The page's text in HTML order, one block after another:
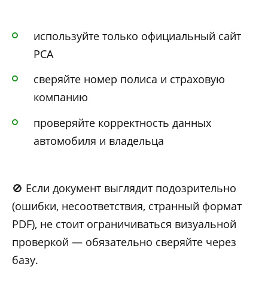
используйте только официальный сайт
РСА
сверяйте номер полиса и страховую
компанию
проверяйте корректность данных
автомобиля и владельца
🚫 Если документ выглядит подозрительно
(ошибки, несоответствия, странный формат
PDF), не стоит ограничиваться визуальной
проверкой — обязательно сверяйте через
базу.